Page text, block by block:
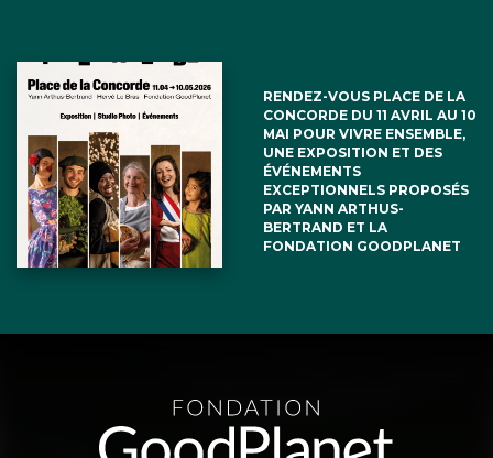
RENDEZ-VOUS PLACE DE LA
CONCORDE DU 11 AVRIL AU 10
MAI POUR VIVRE ENSEMBLE,
UNE EXPOSITION ET DES
ÉVÉNEMENTS
EXCEPTIONNELS PROPOSÉS
PAR YANN ARTHUS-
BERTRAND ET LA
FONDATION GOODPLANET